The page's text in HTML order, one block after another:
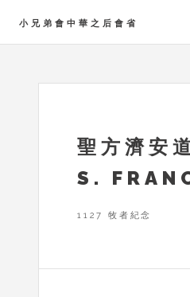
小兄弟會中華之后會省
聖方濟安
S.
1127 牧者紀念